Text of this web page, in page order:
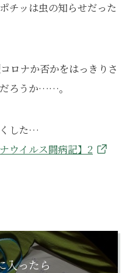
チッは虫の知らせだった
ロナか否かをはっきりさ
ろうか……。
した…
ウイルス闘病記】2
入ったら